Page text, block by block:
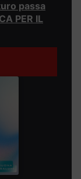
passa
PER IL